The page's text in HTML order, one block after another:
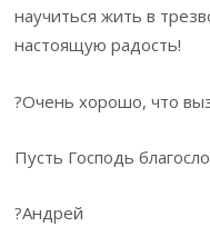
научиться жить в
настоящую радость!
?Очень хорошо, что
Пусть Господь
?Андрей